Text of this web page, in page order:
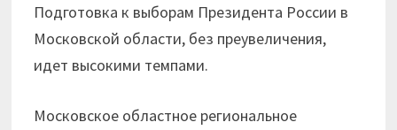
Подготовка к выборам Президента России в
Московской области, без преувеличения,
идет высокими темпами.
Московское областное региональное